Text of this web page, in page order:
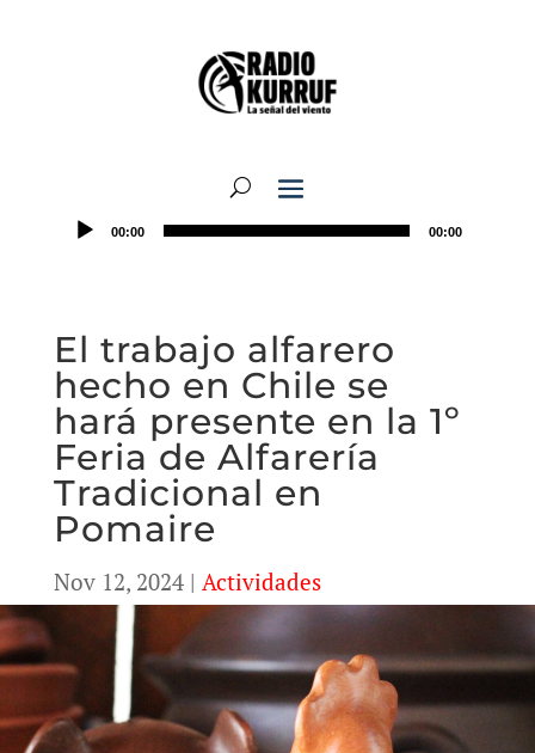
00:00 00:00
El trabajo alfarero
hecho en Chile se
hará presente en la 1º
Feria de Alfarería
Tradicional en
Pomaire
Nov 12, 2024| Actividades